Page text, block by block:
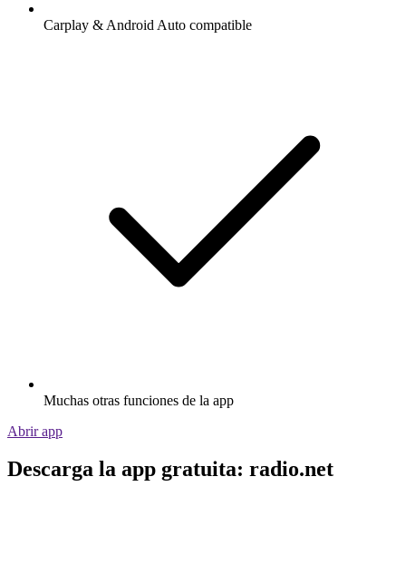
Carplay & Android Auto compatible
Muchas otras funciones de la app
Abrir app
Descarga la app gratuita: radio.net